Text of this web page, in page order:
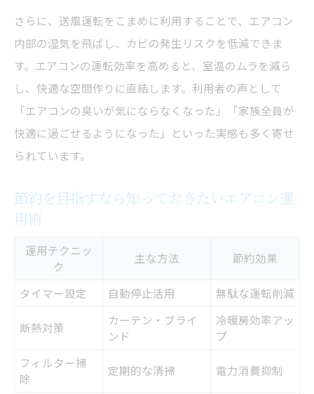
エアコンの知識が室外機トラブルを防ぐ
さらに、送風運転をこまめに利用することで、エアコン
内部の湿気を飛ばし、カビの発生リスクを低減できま
す。エアコンの運転効率を高めると、室温のムラを減ら
し、快適な空間作りに直結します。利用者の声として
「エアコンの臭いが気にならなくなった」「家族全員が
快適に過ごせるようになった」といった実感も多く寄せ
られています。
節約を目指すなら知っておきたいエアコン運
用術
運用テクニッ
ク
主な方法 節約効果
タイマー設定 自動停止活用 無駄な運転削減
断熱対策
カーテン・ブライ
ンド
冷暖房効率アッ
プ
フィルター掃
除
定期的な清掃 電力消費抑制